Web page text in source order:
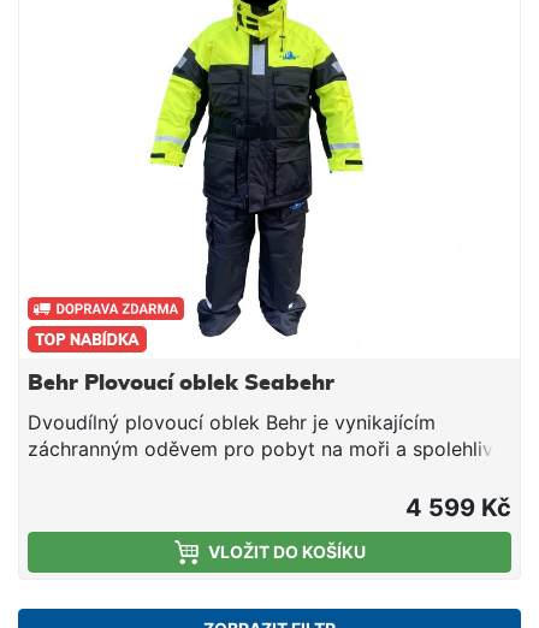
Behr Plovoucí oblek Seabehr
Dvoudílný plovoucí oblek Behr je vynikajícím
záchranným oděvem pro pobyt na moři a spolehlivě
nejpřísnější normy pro ochranné oděvy EN ISO
12402-5. Bunda i kalhoty tohoto obleku mají dvojitě
svařované švy a jsou 100% odolné proti větru a
vodě. Bunda má odepínatelnou kapuci s reflexní
páskou, pohodlnou fleecovou vložku, čtyři prostorné
4 599 Kč
VLOŽIT DO KOŠÍKU